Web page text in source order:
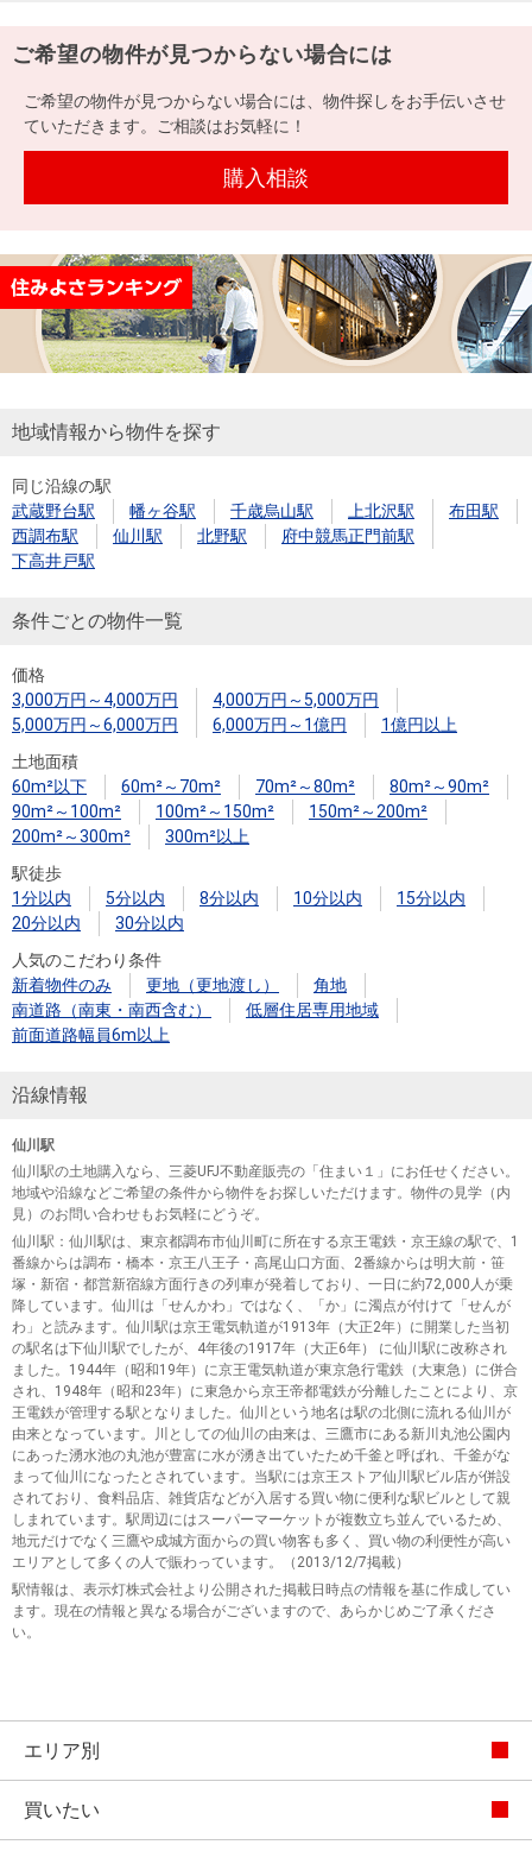
ご希望の物件が見つからない場合には
ご希望の物件が見つからない場合には、物件探しをお手伝いさせ
ていただきます。ご相談はお気軽に！
購入相談
地域情報から物件を探す
同じ沿線の駅
武蔵野台駅
幡ヶ谷駅 千歳烏山駅 上北沢駅
布田駅
西調布駅
仙川駅 北野駅
府中競馬正門前駅
下高井戸駅
条件ごとの物件一覧
価格
3,000万円～4,000万円
4,000万円～5,000万円
5,000万円～6,000万円
6,000万円～1億円
1億円以上
土地面積
60m²以下
60m²～70m² 70m²～80m²
80m²～90m²
90m²～100m²
100m²～150m²
150m²～200m²
200m²～300m²
300m²以上
駅徒歩
1分以内
5分以内 8分以内 10分以内
15分以内
20分以内
30分以内
人気のこだわり条件
新着物件のみ
更地（更地渡し）
角地
南道路（南東・南西含む）
低層住居専用地域
前面道路幅員6m以上
沿線情報
仙川駅
仙川駅の土地購入なら、三菱UFJ不動産販売の「住まい１」にお任せください。
地域や沿線などご希望の条件から物件をお探しいただけます。物件の見学（内
見）のお問い合わせもお気軽にどうぞ。
仙川駅 ：仙川駅は、東京都調布市仙川町に所在する京王電鉄・京王線の駅で、1
番線からは調布・橋本・京王八王子・高尾山口方面、2番線からは明大前・笹
塚・新宿・都営新宿線方面行きの列車が発着しており、一日に約72,000人が乗
降しています。仙川は「せんかわ」ではなく、「か」に濁点が付けて「せんが
わ」と読みます。仙川駅は京王電気軌道が1913年（大正2年）に開業した当初
の駅名は下仙川駅でしたが、4年後の1917年（大正6年） に仙川駅に改称され
ました。1944年（昭和19年）に京王電気軌道が東京急行電鉄（大東急）に併合
され、1948年（昭和23年）に東急から京王帝都電鉄が分離したことにより、京
王電鉄が管理する駅となりました。仙川という地名は駅の北側に流れる仙川が
由来となっています。川としての仙川の由来は、三鷹市にある新川丸池公園内
にあった湧水池の丸池が豊富に水が湧き出ていたため千釜と呼ばれ、千釜がな
まって仙川になったとされています。当駅には京王ストア仙川駅ビル店が併設
されており、食料品店、雑貨店などが入居する買い物に便利な駅ビルとして親
しまれています。駅周辺にはスーパーマーケットが複数立ち並んでいるため、
地元だけでなく三鷹や成城方面からの買い物客も多く、買い物の利便性が高い
エリアとして多くの人で賑わっています。（2013/12/7掲載）
駅情報は、表示灯株式会社より公開された掲載日時点の情報を基に作成してい
ます。現在の情報と異なる場合がございますので、あらかじめご了承くださ
い。
エリア別
買いたい